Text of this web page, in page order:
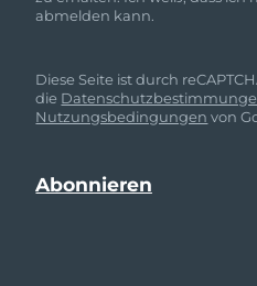
abmelden kann.
Diese Seite ist durch
die
Nutzungsbedingungen von